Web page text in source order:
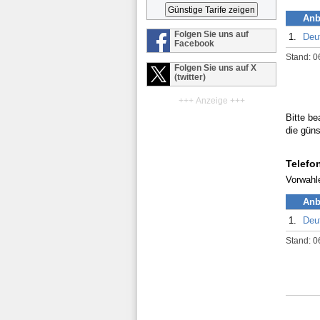
Folgen Sie uns auf
Facebook
Folgen Sie uns auf X
(twitter)
+++ Anzeige +++
1.
Stand:
Bitte
die
1.
Stand: